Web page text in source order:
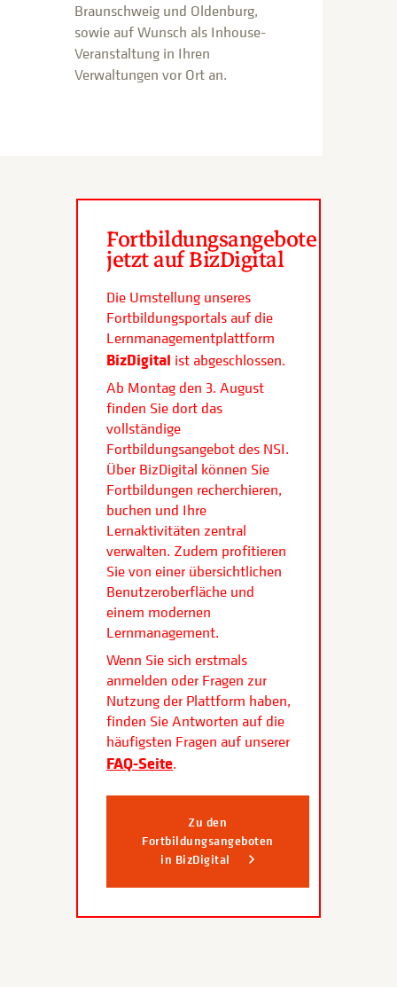
Braunschweig und Oldenburg,
sowie auf Wunsch als Inhouse-
Veranstaltung in Ihren
Verwaltungen vor Ort an.
Fortbildungsangebote
jetzt auf BizDigital
Die Umstellung unseres
Fortbildungsportals auf die
Lernmanagementplattform
BizDigital ist abgeschlossen.
Ab Montag den 3. August
finden Sie dort das
vollständige
Fortbildungsangebot des NSI.
Über BizDigital können Sie
Fortbildungen recherchieren,
buchen und Ihre
Lernaktivitäten zentral
verwalten. Zudem profitieren
Sie von einer übersichtlichen
Benutzeroberfläche und
einem modernen
Lernmanagement.
Wenn Sie sich erstmals
anmelden oder Fragen zur
Nutzung der Plattform haben,
finden Sie Antworten auf die
häufigsten Fragen auf unserer
FAQ-Seite.
Zu den
Fortbildungsangeboten
in BizDigital